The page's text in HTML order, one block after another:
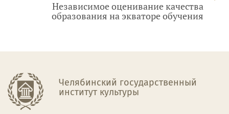
Независимое оценивание качества
образования на экваторе обучения
Челябинский государственный
институт культуры